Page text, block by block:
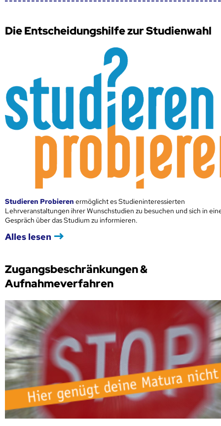
Die Entscheidungshilfe zur Studienwahl
Studieren Probieren ermöglicht es Studieninteressierten
Lehrveranstaltungen ihrer Wunschstudien zu besuchen und sich in
Gespräch über das Studium zu informieren.
Alles lesen
Zugangsbeschränkungen &
Aufnahmeverfahren